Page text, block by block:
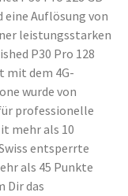
Auflösung von
leistungsstarken
P30 Pro 128
mit dem 4G-
wurde von
professionelle
mehr als 10
entsperrte
als 45 Punkte
Dir das